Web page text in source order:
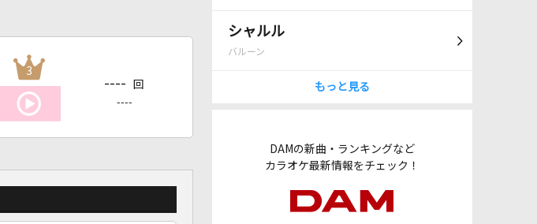
シャルル
バルーン
もっと見る
DAMの新曲・ランキングなど
カラオケ最新情報をチェック！
3
---- 回
----